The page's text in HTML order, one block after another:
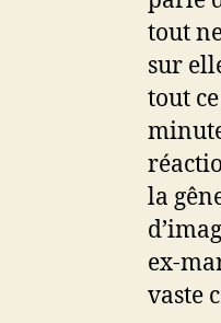
tout
sur
tout
la
ex-
vaste